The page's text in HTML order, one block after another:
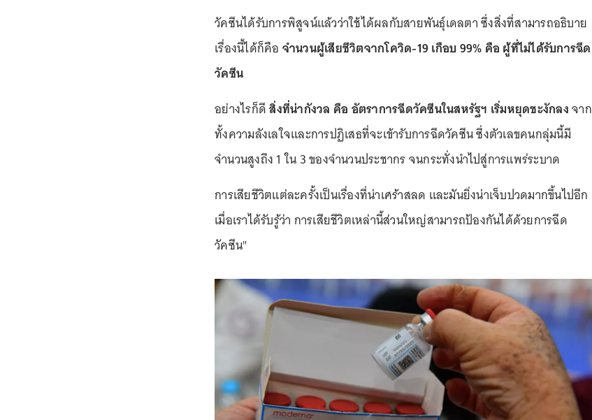
วัคซีนได้รับการพิสูจน์แล้วว่าใช้ได้ผลกับสายพันธุ์เดลตา ซึ่งสิ่งที่สามารถอธิบาย
เรื่องนี้ได้ก็คือ จำนวนผู้เสียชีวิตจากโควิด-19 เกือบ 99% คือ ผู้ที่ไม่ได้รับการฉีด
วัคซีน
อย่างไรก็ดีสิ่งที่น่ากังวล คือ อัตราการฉีดวัคซีนในสหรัฐฯ เริ่มหยุดชะงักลงจาก
ทั้งความลังเลใจและการปฏิเสธที่จะเข้ารับการฉีดวัคซีน ซึ่งตัวเลขคนกลุ่มนี้มี
จำนวนสูงถึง 1 ใน 3 ของจำนวนประชากร จนกระทั่งนำไปสู่การแพร่ระบาด
การเสียชีวิตแต่ละครั้งเป็นเรื่องที่น่าเศร้าสลด และมันยิ่งน่าเจ็บปวดมากขึ้นไปอีก
เมื่อเราได้รับรู้ว่า การเสียชีวิตเหล่านี้ส่วนใหญ่สามารถป้องกันได้ด้วยการฉีด
วัคซีน"